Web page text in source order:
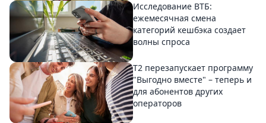
Исследование ВТБ:
ежемесячная смена
категорий кешбэка создает
волны спроса
Т2 перезапускает программу
"Выгодно вместе" – теперь и
для абонентов других
операторов